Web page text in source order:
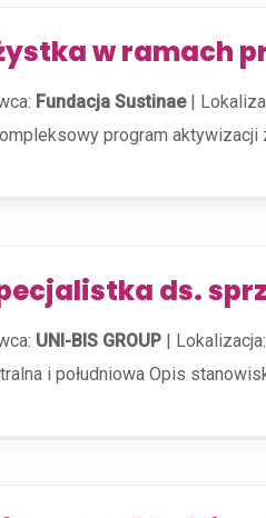
w ramach
Fundacja Sustinae|
program
ds.
UNI-BIS GROUP | Lokalizacja:
i południowa Opis